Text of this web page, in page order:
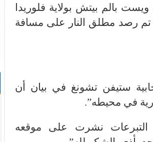
بالم بيتش بولاية فلوريدا
رصد مطلق النار على مسافة
ستيفن تشونغ في بيان أن
في محيطه”.
نشرت على موقعه